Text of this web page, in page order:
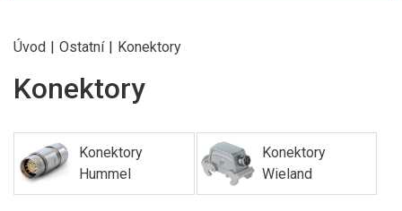
Úvod | Ostatní | Konektory
Konektory
Konektory
Hummel
Konektory
Wieland